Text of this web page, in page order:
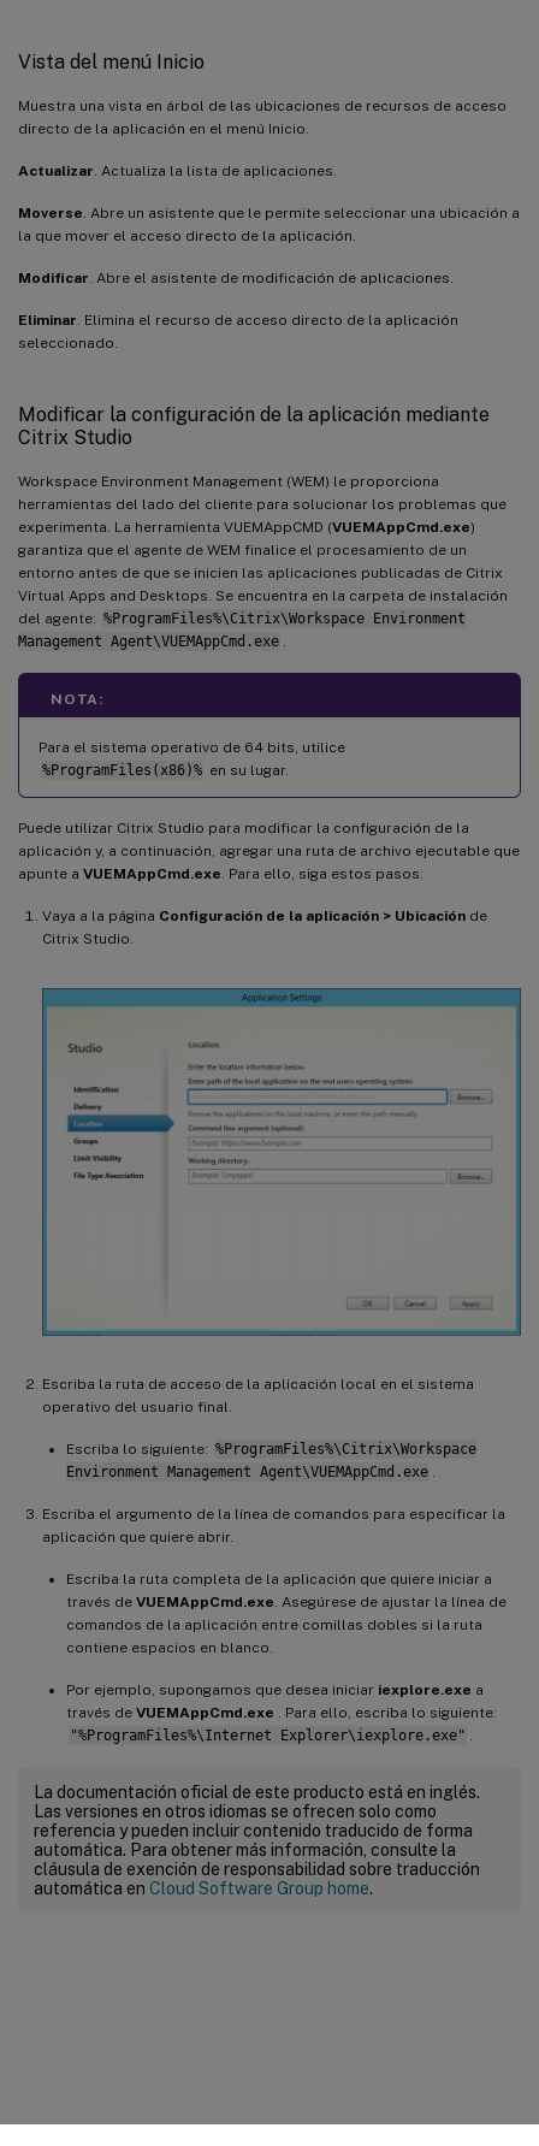
Vista del menú Inicio
Muestra una vista en árbol de las ubicaciones de recursos de acceso
directo de la aplicación en el menú Inicio.
Actualizar . Actualiza la lista de aplicaciones.
Moverse . Abre un asistente que le permite seleccionar una ubicación a
la que mover el acceso directo de la aplicación.
Modificar . Abre el asistente de modificación de aplicaciones.
Eliminar . Elimina el recurso de acceso directo de la aplicación
seleccionado.
Modificar la configuración de la aplicación mediante
Citrix Studio
Workspace Environment Management (WEM) le proporciona
herramientas del lado del cliente para solucionar los problemas que
experimenta. La herramienta VUEMAppCMD (VUEMAppCmd.exe)
garantiza que el agente de WEM finalice el procesamiento de un
entorno antes de que se inicien las aplicaciones publicadas de Citrix
Virtual Apps and Desktops. Se encuentra en la carpeta de instalación
del agente: %ProgramFiles%\Citrix\Workspace Environment
Management Agent\VUEMAppCmd.exe
NOTA:
Para el sistema operativo de 64 bits, utilice
%ProgramFiles(x86)% en su lugar.
Puede utilizar Citrix Studio para modificar la configuración de la
aplicación y, a continuación, agregar una ruta de archivo ejecutable que
apunte a VUEMAppCmd.exe . Para ello, siga estos pasos:
Vaya a la página Configuración de la aplicación > Ubicación de
Citrix Studio.
Escriba la ruta de acceso de la aplicación local en el sistema
operativo del usuario final.
Escriba lo siguiente: %ProgramFiles%\Citrix\Workspace
Environment Management Agent\VUEMAppCmd.exe .
Escriba el argumento de la línea de comandos para especificar la
aplicación que quiere abrir.
Escriba la ruta completa de la aplicación que quiere iniciar a
través de VUEMAppCmd.exe. Asegúrese de ajustar la línea de
comandos de la aplicación entre comillas dobles si la ruta
contiene espacios en blanco.
Por ejemplo, supongamos que desea iniciar iexplore.exe a
través de VUEMAppCmd.exe . Para ello, escriba lo siguiente:
"%ProgramFiles%\Internet Explorer\iexplore.exe" .
La documentación oficial de este producto está en inglés.
Las versiones en otros idiomas se ofrecen solo como
referencia y pueden incluir contenido traducido de forma
automática. Para obtener más información, consulte la
cláusula de exención de responsabilidad sobre traducción
automática en Cloud Software Group home.